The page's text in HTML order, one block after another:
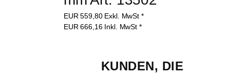
EUR559,80 Exkl. MwSt *
EUR666,16 Inkl. MwSt *
KUNDEN, DIE